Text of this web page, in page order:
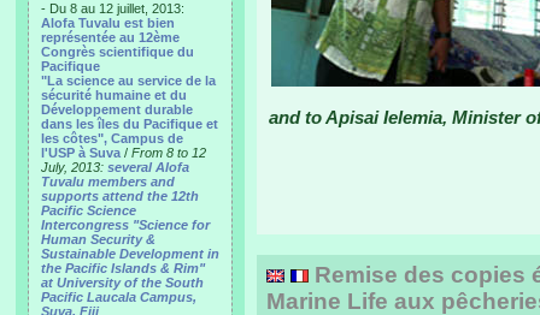
- Du 8 au 12 juillet, 2013:
Alofa Tuvalu est bien
représentée au 12ème
Congrès scientifique du
Pacifique
"La science au service de la
sécurité humaine et du
Développement durable
dans les îles du Pacifique et
les côtes", Campus de
l'USP à Suva / From 8 to 12
July, 2013: several Alofa
Tuvalu members and
supports attend the 12th
Pacific Science
Intercongress "Science for
Human Security &
Sustainable Development in
the Pacific Islands & Rim"
at University of the South
Pacific Laucala Campus,
Suva, Fiji
and to Apisai Ielemia, Minister
Remise des copies
Marine Life aux